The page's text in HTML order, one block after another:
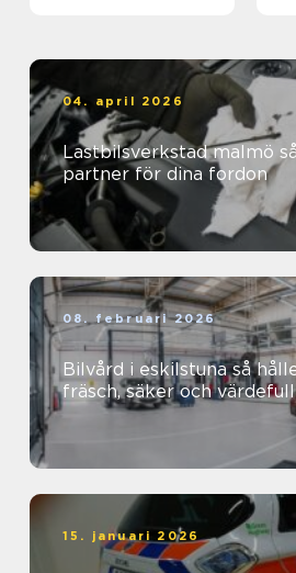
04. april 2026
Lastbilsverkstad malmö så väljer du rätt
partner för dina fordon
08. februari 2026
Bilvård i eskilstuna så håller du bilen
fräsch, säker och värdefull
15. januari 2026